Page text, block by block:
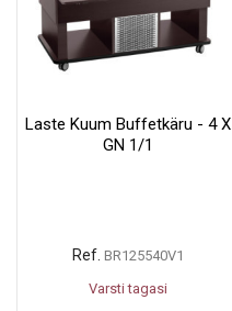
Laste Kuum Buffetkäru - 4 X
GN 1/1
Ref. BR125540V1
Varsti tagasi